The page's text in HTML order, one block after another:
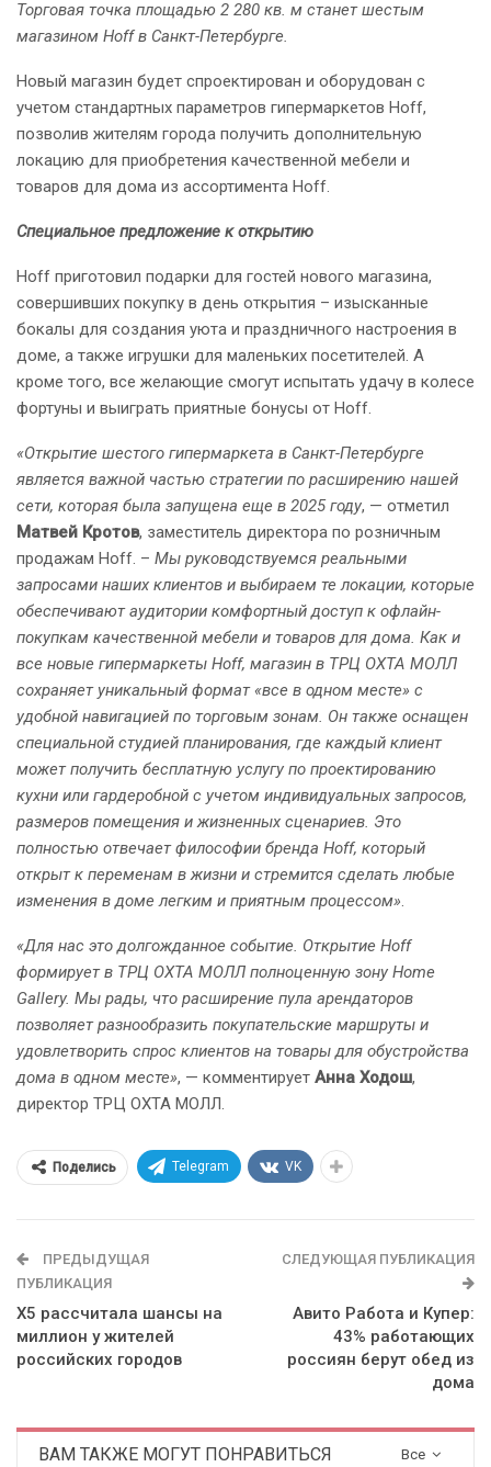
Торговая точка площадью 2 280 кв. м станет шестым
магазином Hoff в Санкт-Петербурге.
Новый магазин будет спроектирован и оборудован с
учетом стандартных параметров гипермаркетов Hoff,
позволив жителям города получить дополнительную
локацию для приобретения качественной мебели и
товаров для дома из ассортимента Hoff.
Специальное предложение к открытию
Hoff приготовил подарки для гостей нового магазина,
совершивших покупку в день открытия – изысканные
бокалы для создания уюта и праздничного настроения в
доме, а также игрушки для маленьких посетителей. А
кроме того, все желающие смогут испытать удачу в колесе
фортуны и выиграть приятные бонусы от Hoff.
«Открытие шестого гипермаркета в Санкт-Петербурге
является важной частью стратегии по расширению нашей
сети, которая была запущена еще в 2025 году, — отметил
Матвей Кротов, заместитель директора по розничным
продажам Hoff. – Мы руководствуемся реальными
запросами наших клиентов и выбираем те локации, которые
обеспечивают аудитории комфортный доступ к офлайн-
покупкам качественной мебели и товаров для дома. Как и
все новые гипермаркеты Hoff, магазин в ТРЦ ОХТА МОЛЛ
сохраняет уникальный формат «все в одном месте» с
удобной навигацией по торговым зонам. Он также оснащен
специальной студией планирования, где каждый клиент
может получить бесплатную услугу по проектированию
кухни или гардеробной с учетом индивидуальных запросов,
размеров помещения и жизненных сценариев. Это
полностью отвечает философии бренда Hoff, который
открыт к переменам в жизни и стремится сделать любые
изменения в доме легким и приятным процессом».
«Для нас это долгожданное событие. Открытие Hoff
формирует в ТРЦ ОХТА МОЛЛ полноценную зону Home
Gallery. Мы рады, что расширение пула арендаторов
позволяет разнообразить покупательские маршруты и
удовлетворить спрос клиентов на товары для обустройства
дома в одном месте», — комментирует Анна Ходош,
директор ТРЦ ОХТА МОЛЛ.
Поделись Telegram VK
ПРЕДЫДУЩАЯ
ПУБЛИКАЦИЯ
X5 рассчитала шансы на
миллион у жителей
российских городов
СЛЕДУЮЩАЯ ПУБЛИКАЦИЯ
Авито Работа и Купер:
43% работающих
россиян берут обед из
дома
Все
ВАМ ТАКЖЕ МОГУТ ПОНРАВИТЬСЯ